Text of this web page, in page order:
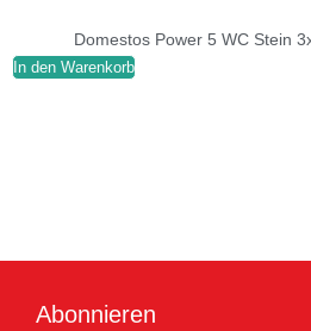
Domestos Power 5 WC Stein
In den Warenkorb
Abonnieren